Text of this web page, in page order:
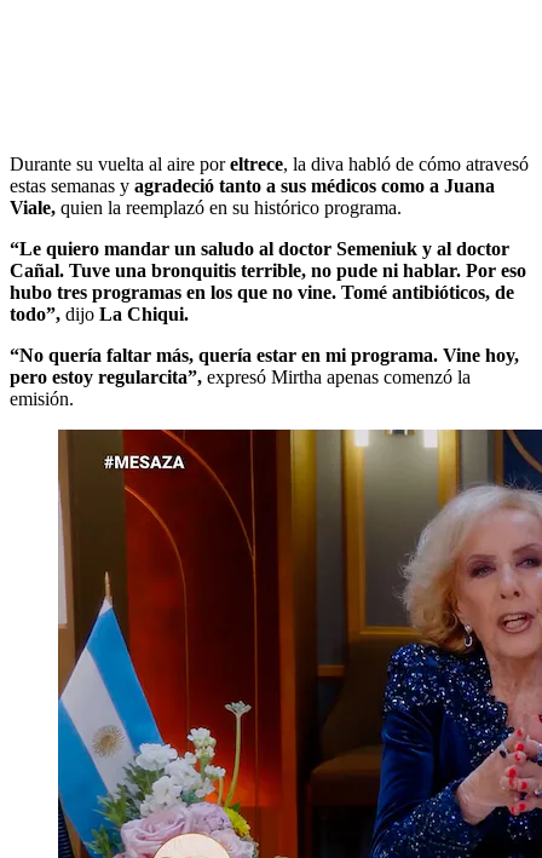
Durante su vuelta al aire poreltrece, la diva habló de cómo atravesó
estas semanas y agradeció tanto a sus médicos como a Juana
Viale, quien la reemplazó en su histórico programa.
“Le quiero mandar un saludo al doctor Semeniuk y al doctor
Cañal. Tuve una bronquitis terrible, no pude ni hablar. Por eso
hubo tres programas en los que no vine. Tomé antibióticos, de
todo”, dijo La Chiqui.
“No quería faltar más, quería estar en mi programa. Vine hoy,
pero estoy regularcita”, expresó Mirtha apenas comenzó la
emisión.